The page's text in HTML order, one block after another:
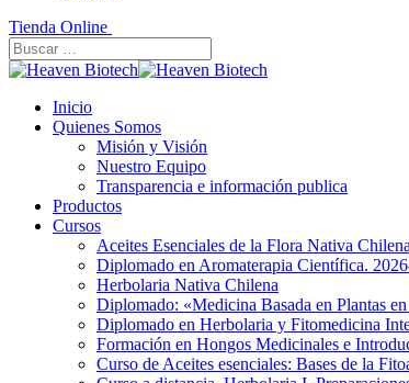
Tienda Online
Inicio
Quienes Somos
Misión y Visión
Nuestro Equipo
Transparencia e información publica
Productos
Cursos
Aceites Esenciales de la Flora Nativa Chilena
Diplomado en Aromaterapia Científica.
Herbolaria Nativa Chilena
Diplomado: «Medicina Basada en Plantas
Diplomado en Herbolaria y Fitomedicina
Formación en Hongos Medicinales e
Curso de Aceites esenciales: Bases de la